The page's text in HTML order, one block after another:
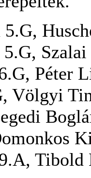
5.G,
Péter
Völgyi